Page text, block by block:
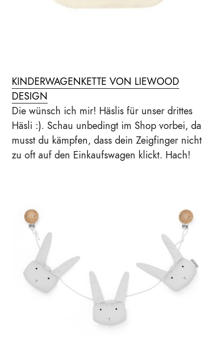
KINDERWAGENKETTE VON LIEWOOD
DESIGN
Die wünsch ich mir! Häslis für unser drittes
Häsli :). Schau unbedingt im Shop vorbei, da
musst du kämpfen, dass dein Zeigfinger nicht
zu oft auf den Einkaufswagen klickt. Hach!